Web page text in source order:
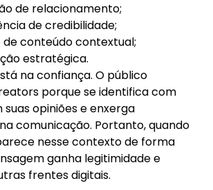
de relacionamento;
de credibilidade;
de conteúdo contextual;
estratégica.
na confiança. O público
porque se identifica com
suas opiniões e enxerga
comunicação. Portanto, quando
nesse contexto de forma
ganha legitimidade e
frentes digitais.